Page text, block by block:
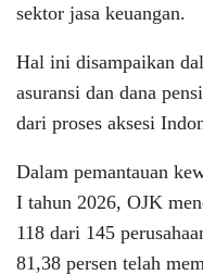
sektor jasa keuangan.
Hal ini disampaikan
asuransi dan dana
dari proses aksesi
Dalam pemantauan
I tahun 2026, OJK
118 dari 145
81,38 persen telah